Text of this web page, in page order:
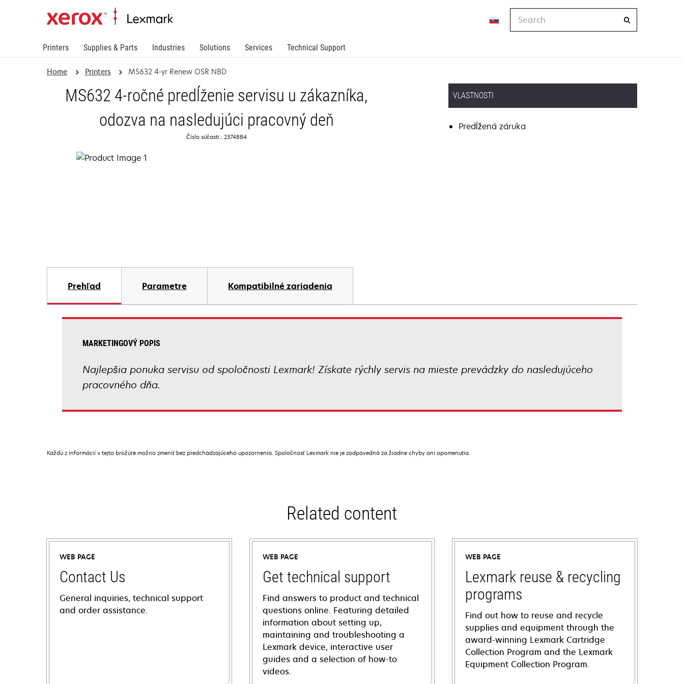
Printers Supplies & Parts Industries Solutions Services Technical Support
Home Printers MS632 4-yr Renew OSR NBD
MS632 4-ročné predĺženie servisu u zákazníka,
odozva na nasledujúci pracovný deň
Číslo súčasti.: 2374884
VLASTNOSTI
Predĺžená záruka
Prehľad Parametre Kompatibilné zariadenia
MARKETINGOVÝ POPIS
Najlepšia ponuka servisu od spoločnosti Lexmark! Získate rýchly servis na mieste prevádzky do nasledujúceho
pracovného dňa.
Každú z informácií v tejto brožúre možno zmeniť bez predchádzajúceho upozornenia. Spoločnosť Lexmark nie je zodpovedná za žiadne chyby ani opomenutia.
Related content
WEB PAGE
Contact Us
General inquiries, technical support
and order assistance.
WEB PAGE
Get technical support
Find answers to product and technical
questions online. Featuring detailed
information about setting up,
maintaining and troubleshooting a
Lexmark device, interactive user
guides and a selection of how-to
videos.
WEB PAGE
Lexmark reuse & recycling
programs
Find out how to reuse and recycle
supplies and equipment through the
award-winning Lexmark Cartridge
Collection Program and the Lexmark
Equipment Collection Program.